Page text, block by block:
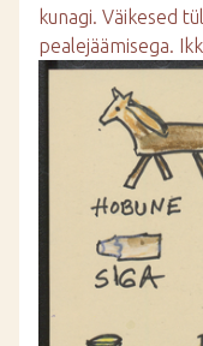
kunagi. Väikesed
pealejäämisega.